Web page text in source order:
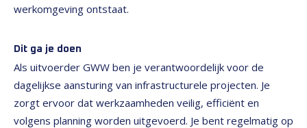
werkomgeving ontstaat.
Dit ga je doen
Als uitvoerder GWW ben je verantwoordelijk voor de
dagelijkse aansturing van infrastructurele projecten. Je
zorgt ervoor dat werkzaamheden veilig, efficiënt en
volgens planning worden uitgevoerd. Je bent regelmatig op